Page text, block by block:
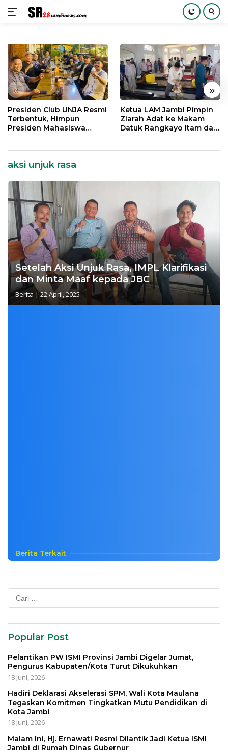
konten
« »
Presiden Club UNJA Resmi
Terbentuk, Himpun
Presiden Mahasiswa
Ketua LAM Jambi Pimpin
Ziarah Adat ke Makam
Datuk Rangkayo Itam dan
aksi unjuk rasa
Setelah Aksi Unjuk Rasa, IMPL Klarifikasi
dan Minta Maaf kepada JBC
Berita |22 April, 2025
Berita Terkait
Popular Post
Pelantikan PW ISMI Provinsi Jambi Digelar Jumat,
Pengurus Kabupaten/Kota Turut Dikukuhkan
18 Juni, 2026
Hadiri Deklarasi Akselerasi SPM, Wali Kota Maulana
Tegaskan Komitmen Tingkatkan Mutu Pendidikan di
Kota Jambi
18 Juni, 2026
Malam Ini, Hj. Ernawati Resmi Dilantik Jadi Ketua ISMI
Jambi di Rumah Dinas Gubernur